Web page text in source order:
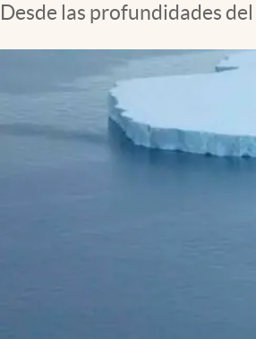
Desde las profundidades